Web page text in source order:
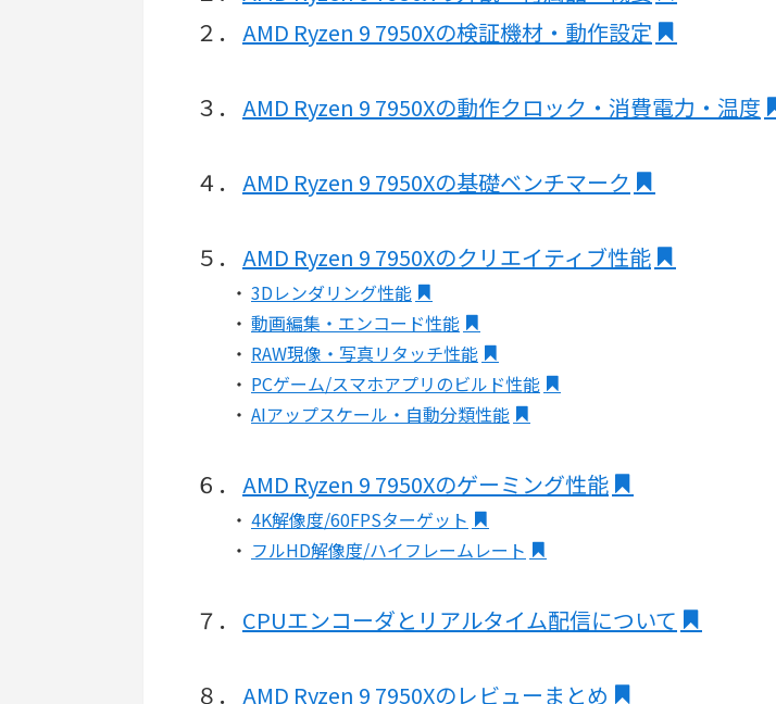
２． AMD Ryzen 9 7950Xの検証機材・動作設定
３． AMD Ryzen 9 7950Xの動作クロック・消費電力・温度
４． AMD Ryzen 9 7950Xの基礎ベンチマーク
５． AMD Ryzen 9 7950Xのクリエイティブ性能
・ 3Dレンダリング性能
・ 動画編集・エンコード性能
・ RAW現像・写真リタッチ性能
・ PCゲーム/スマホアプリのビルド性能
・ AIアップスケール・自動分類性能
６． AMD Ryzen 9 7950Xのゲーミング性能
・ 4K解像度/60FPSターゲット
・ フルHD解像度/ハイフレームレート
７． CPUエンコーダとリアルタイム配信について
８． AMD Ryzen 9 7950Xのレビューまとめ